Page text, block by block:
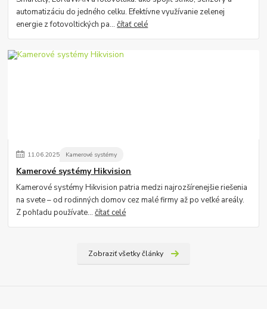
automatizáciu do jedného celku. Efektívne využívanie zelenej
energie z fotovoltických pa...čítať celé
11.06.2025 Kamerové systémy
Kamerové systémy Hikvision
Kamerové systémy Hikvision patria medzi najrozšírenejšie riešenia
na svete – od rodinných domov cez malé firmy až po veľké areály.
Z pohľadu používate...čítať celé
Zobraziť všetky články